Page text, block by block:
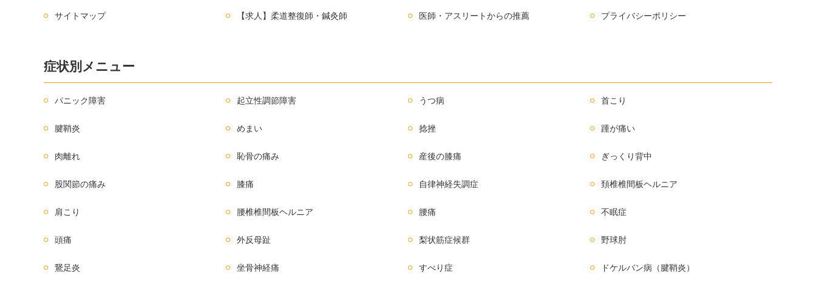
サイトマップ 【求人】柔道整復師・鍼灸師 医師・アスリートからの推薦 プライバシーポリシー
症状別メニュー
パニック障害 起立性調節障害 うつ病 首こり
腱鞘炎 めまい 捻挫 踵が痛い
肉離れ 恥骨の痛み 産後の膝痛 ぎっくり背中
股関節の痛み 膝痛 自律神経失調症 頚椎椎間板ヘルニア
肩こり 腰椎椎間板ヘルニア 腰痛 不眠症
頭痛 外反母趾 梨状筋症候群 野球肘
鵞足炎 坐骨神経痛 すべり症 ドケルバン病（腱鞘炎）